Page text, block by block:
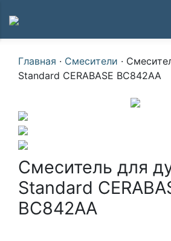
Главная · Смесители ·
Standard CERABASE BC842AA
Смеситель для
Standard
BC842AA